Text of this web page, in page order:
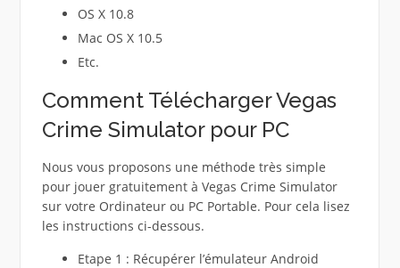
OS X 10.8
Mac OS X 10.5
Etc.
Comment Télécharger Vegas
Crime Simulator pour PC
Nous vous proposons une méthode très simple
pour jouer gratuitement à Vegas Crime Simulator
sur votre Ordinateur ou PC Portable. Pour cela lisez
les instructions ci-dessous.
Etape 1 : Récupérer l’émulateur Android